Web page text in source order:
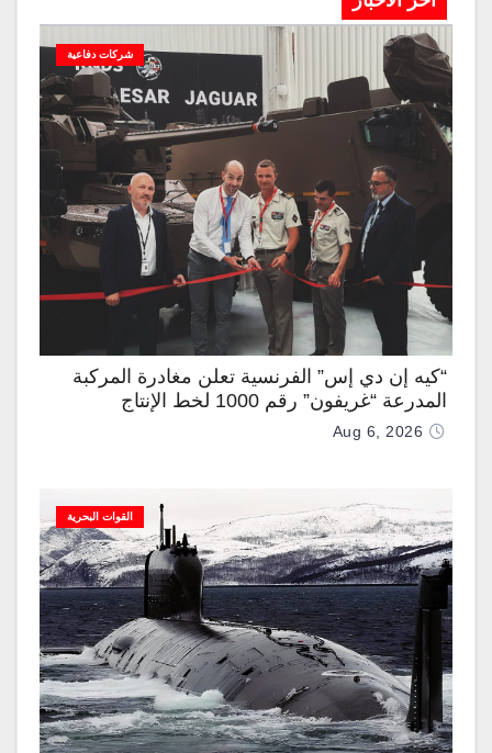
شركات دفاعية
“كيه إن دي إس” الفرنسية تعلن مغادرة المركبة
المدرعة “غريفون” رقم 1000 لخط الإنتاج
Aug 6, 2026
القوات البحرية